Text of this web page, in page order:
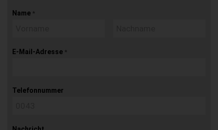
Name *
E-Mail-Adresse *
Telefonnummer